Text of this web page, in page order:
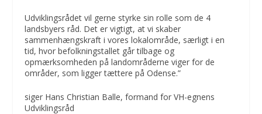
Udviklingsrådet vil gerne styrke sin rolle som de 4
landsbyers råd. Det er vigtigt, at vi skaber
sammenhængskraft i vores lokalområde, særligt i en
tid, hvor befolkningstallet går tilbage og
opmærksomheden på landområderne viger for de
områder, som ligger tættere på Odense.”
siger Hans Christian Balle, formand for VH-egnens
Udviklingsråd